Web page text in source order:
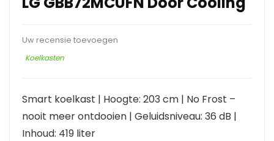
Uw recensie toevoegen
Koelkasten
Smart koelkast | Hoogte: 203 cm | No Frost –
nooit meer ontdooien | Geluidsniveau: 36 dB |
Inhoud: 419 liter